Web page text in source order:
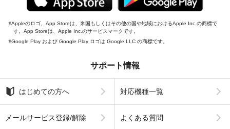
Appleのロゴ、App Storeは、米国もしくはその他の国や地域におけるApple Inc.の商標で
す。App Storeは、Apple Inc.のサービスマークです。
Google Play および Google Play ロゴは Google LLC の商標です。
サポート情報
はじめての方へ 対応機種一覧
メールサービス登録/解除 よくある質問